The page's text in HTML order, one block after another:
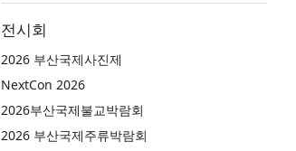
전시회
2026 부산국제사진제
NextCon 2026
2026부산국제불교박람회
2026 부산국제주류박람회